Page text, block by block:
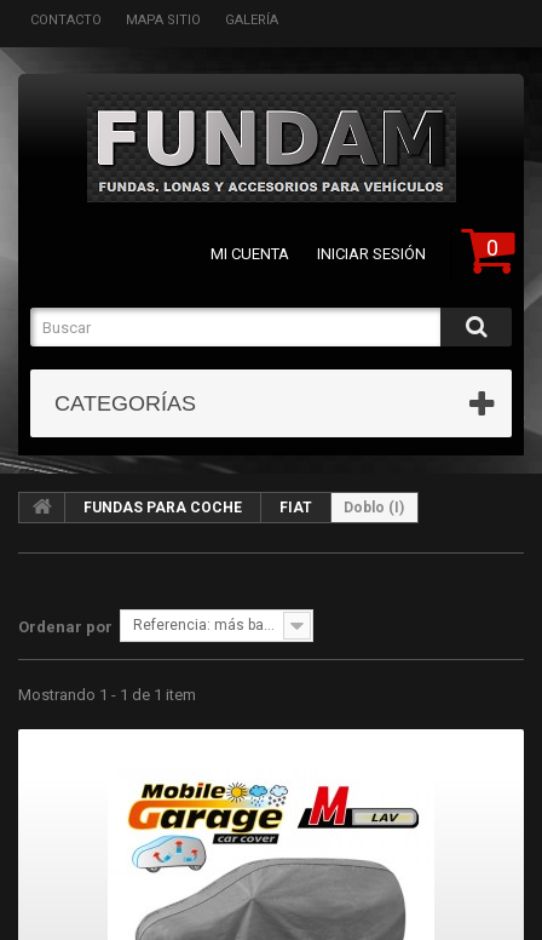
CONTACTO MAPA SITIO GALERÍA
0
MI CUENTA INICIAR SESIÓN
CATEGORÍAS
FUNDAS PARA COCHE FIAT Doblo (I)
Ordenar por Referencia: más bajo primero
Mostrando 1 - 1 de 1 item